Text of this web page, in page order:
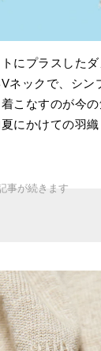
にプラスした
ックで、シン
こなすのが今
にかけての羽